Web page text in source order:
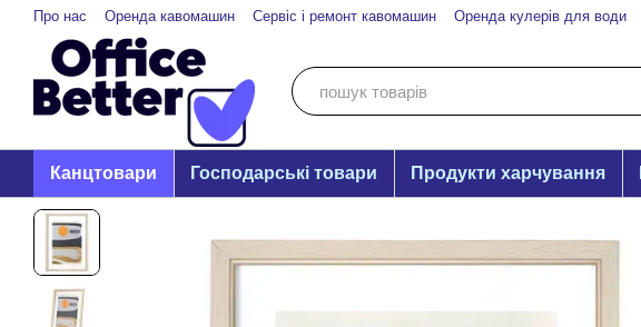
Перейти до основного контенту
Про нас Оренда кавомашин Сервіс і ремонт кавомашин Оренда кулерів для води
Канцтовари Господарські товари Продукти харчування